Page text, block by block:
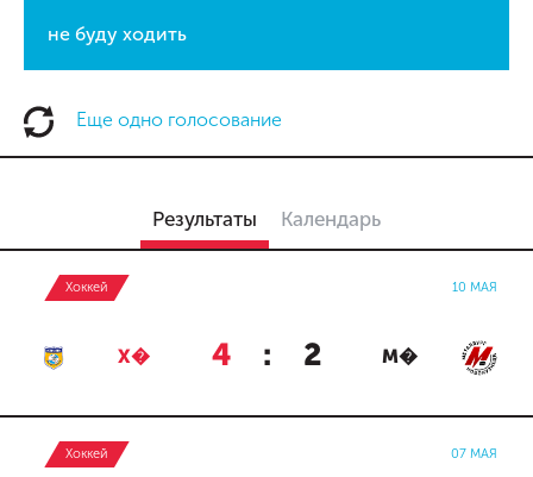
не буду ходить
Еще одно голосование
Результаты Календарь
Хоккей 10 МАЯ
Х� 4 : 2 М�
Хоккей 07 МАЯ